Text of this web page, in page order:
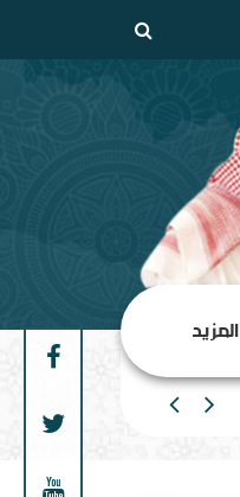
المزيد
من الهامش إلى المركز